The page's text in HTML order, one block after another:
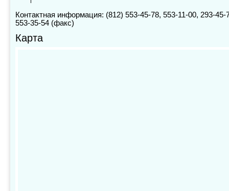
Контактная информация: (812) 553-45-78, 553-11-00, 293-45-
553-35-54 (факс)
Карта